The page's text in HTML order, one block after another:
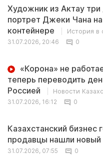
Художник из Актау три
портрет Джеки Чана
контейнере
История в
31.07.2026, 20:46
0
«Корона» не
теперь переводить
Россией
Новости
31.07.2026, 16:12
0
Казахстанский бизнес
продавцы нашли
31.07.2026, 07:55
0